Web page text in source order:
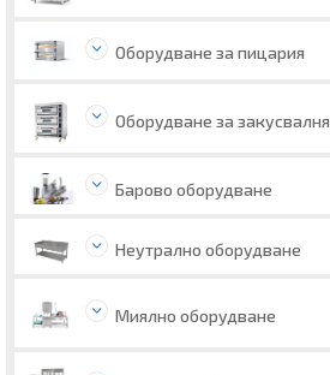
Оборудване за пицария
Оборудване за закусвалня
Барово оборудване
Неутрално оборудване
Миялно оборудване